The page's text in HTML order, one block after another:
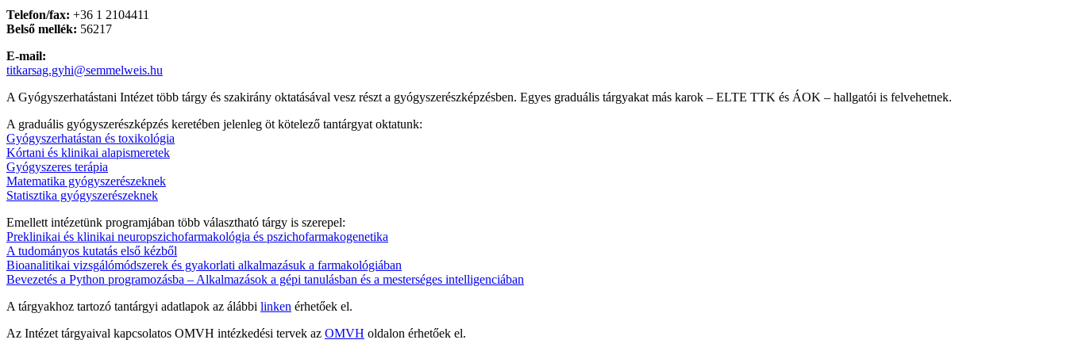
Telefon/fax: +36 1 2104411
Belső mellék: 56217
E-mail:
titkarsag.gyhi@semmelweis.hu
A Gyógyszerhatástani Intézet több tárgy és szakirány oktatásával vesz részt a gyógyszerészképzésben. Egyes graduális tárgyakat más karok – ELTE TTK és ÁOK – hallgatói is felvehetnek.
A graduális gyógyszerészképzés keretében jelenleg öt kötelező tantárgyat oktatunk:
Gyógyszerhatástan és toxikológia
Kórtani és klinikai alapismeretek
Gyógyszeres terápia
Matematika gyógyszerészeknek
Statisztika gyógyszerészeknek
Emellett intézetünk programjában több választható tárgy is szerepel:
Preklinikai és klinikai neuropszichofarmakológia és pszichofarmakogenetika
A tudományos kutatás első kézből
Bioanalitikai vizsgálómódszerek és gyakorlati alkalmazásuk a farmakológiában
Bevezetés a Python programozásba – Alkalmazások a gépi tanulásban és a mesterséges intelligenciában
A tárgyakhoz tartozó tantárgyi adatlapok az álábbi linken érhetőek el.
Az Intézet tárgyaival kapcsolatos OMVH intézkedési tervek az OMVH oldalon érhetőek el.